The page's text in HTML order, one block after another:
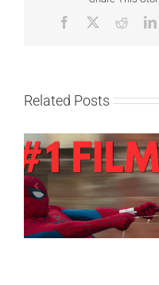
Facebook Reddit
Related Posts
Najuspešnije otvaranje
studijskog filma u Srbiji:
Spajdermen: Novi dan
oborio rekord već prvog
vikenda